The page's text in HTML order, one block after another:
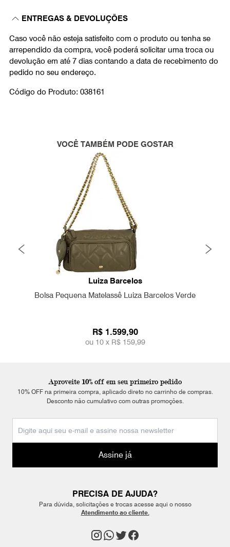
ENTREGAS & DEVOLUÇÕES
Caso você não esteja satisfeito com o produto ou tenha se
arrependido da compra, você poderá solicitar uma troca ou
devolução em até 7 dias contando a data de recebimento do
pedido no seu endereço.
Código do Produto: 038161
VOCÊ TAMBÉM PODE GOSTAR
Luiza Barcelos
Bolsa Pequena Matelassê Luiza Barcelos Verde
R$ 1.599,90
ou 10 x R$ 159,99
Aproveite 10% off em seu primeiro pedido
10% OFF na primeira compra, aplicado direto no carrinho de compras.
Desconto não cumulativo com outras promoções.
Assine já
PRECISA DE AJUDA?
Para dúvida, solicitações e trocas acesse aqui o nosso
Atendimento ao cliente.